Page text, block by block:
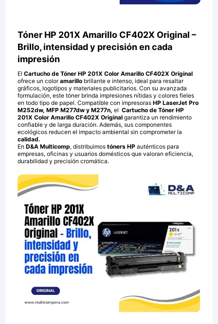
Tóner HP 201X Amarillo CF402X Original –
Brillo, intensidad y precisión en cada
impresión
El Cartucho de Tóner HP 201X Color Amarillo CF402X Original
ofrece un coloramarillo brillante e intenso, ideal para resaltar
gráficos, logotipos y materiales publicitarios. Con su avanzada
formulación, este tóner brinda impresiones nítidas y colores fieles
en todo tipo de papel. Compatible con impresoras HP LaserJet Pro
M252dw, MFP M277dw y M277n,el Cartucho de Tóner HP
201X Color Amarillo CF402X Original garantiza un rendimiento
confiable y de larga duración. Además, sus componentes
ecológicos reducen el impacto ambiental sin comprometer la
calidad.
EnD&A Multicomp, distribuimostóners HP auténticos para
empresas, oficinas y usuarios domésticos que valoran eficiencia,
durabilidad y precisión cromática.